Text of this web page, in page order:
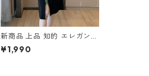
新商品 上品 知的 エレガント
切り替え ニットワンピース
m-266
¥1,990